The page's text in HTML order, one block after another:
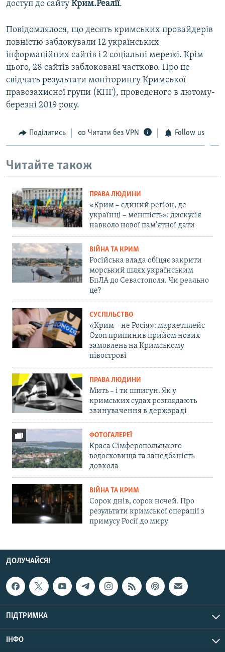
доступ до сайту Крим.Реалії.
Повідомлялося, що десять кримських провайдерів
повністю заблокували 12 українських
інформаційних сайтів і 2 соціальні мережі. Крім
цього, 28 сайтів заблоковані частково. Про це
свідчать результати моніторингу Кримської
правозахисної групи (КПГ), проведеного в лютому-
березні 2019 року.
Поділитись Читати без VPN Follow us
Читайте також
ПРАВА ЛЮДИНИ
«Крим – єдиний регіон, де
українці – меншість»: дискусія
навколо нової пам'ятної дати
ВІЙНА ТА КРИМ
Російська влада обіцяє закрити
морський шлях українським
БпЛА до Севастополя. Чи реально
це?
СУСПІЛЬСТВО
«Крим – не Росія»: маркетплейс
Ozon припинив прийом нових
замовлень на Кримському
півострові
ПРАВА ЛЮДИНИ
Мить – і ти шпигун. Як у
кримських судах розглядають
звинувачення в держзраді
ФОТОГАЛЕРЕЇ
Краса Сімферопольського
водосховища та занедбаність
довкола
ВІЙНА ТА КРИМ
Сорок днів, сорок ночей. Про
результати кримської операції з
примусу Росії до миру
ДОЛУЧАЙСЯ!
ПІДТРИМКА
ІНФО